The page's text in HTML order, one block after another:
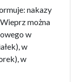
nakazy
można
w
w
w